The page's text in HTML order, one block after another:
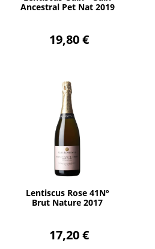
Ancestral Pet Nat 2019
19,80 €
Lentiscus Rose 41Nº
Brut Nature 2017
17,20 €
AÑADIR